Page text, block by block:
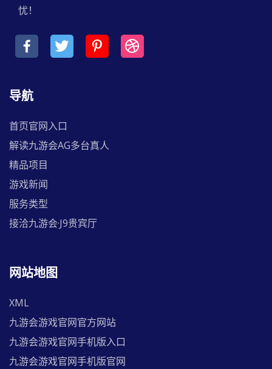
忧！
导航
首页官网入口
解读九游会AG多台真人
精品项目
游戏新闻
服务类型
接洽九游会·J9贵宾厅
网站地图
XML
九游会游戏官网官方网站
九游会游戏官网手机版入口
九游会游戏官网手机版官网